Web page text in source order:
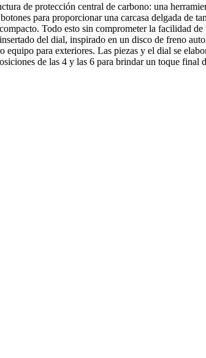
de protección central de carbono: una
para proporcionar una carcasa delgada de
Todo esto sin comprometer la facilidad
del dial, inspirado en un disco de freno
para exteriores. Las piezas y el dial se
de las 4 y las 6 para brindar un toque final